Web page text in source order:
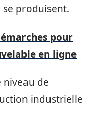
se produisent.
pour
en ligne
niveau de
industrielle